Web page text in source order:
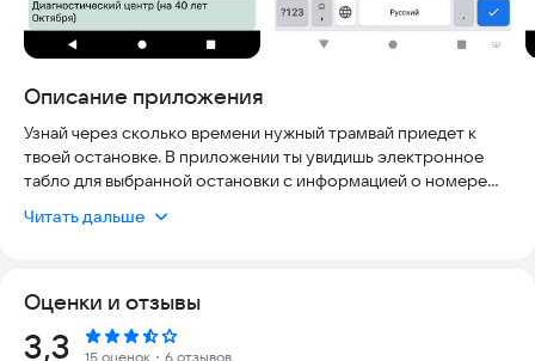
Описание приложения
Узнай через сколько времени нужный трамвай приедет к
твоей остановке. В приложении ты увидишь электронное
табло для выбранной остановки с информацией о номере
трамвая.
Читать дальше
Оценки и отзывы
Рейтинг:
3,3 15 оценок ・6 отзывов